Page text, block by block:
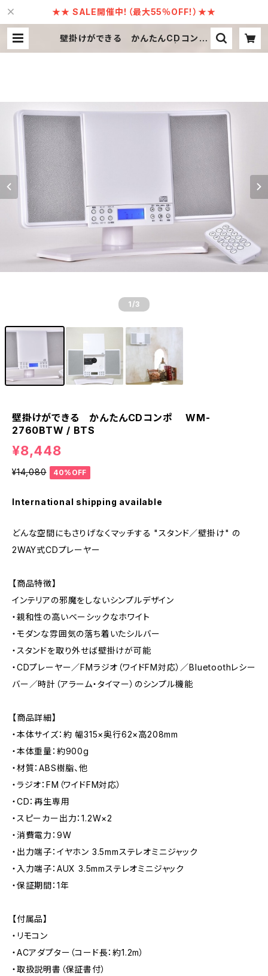
★★ SALE開催中！（最大55％OFF！）★★
壁掛けができる かんたんCDコンポ
1 /3
壁掛けができる かんたんCDコンポ WM-
2760BTW / BTS
¥8,448
¥14,080 40%OFF
International shipping available
どんな空間にもさりげなくマッチする "スタンド／壁掛け" の
2WAY式CDプレーヤー
【商品特徴】
インテリアの邪魔をしないシンプルデザイン
・親和性の高いベーシックなホワイト
・モダンな雰囲気の落ち着いたシルバー
・スタンドを取り外せば壁掛けが可能
・CDプレーヤー／FMラジオ（ワイドFM対応）／Bluetoothレシー
バー／時計（アラーム・タイマー）のシンプル機能
【商品詳細】
・本体サイズ：約 幅315×奥行62×高208mm
・本体重量：約900g
・材質：ABS樹脂、他
・ラジオ：FM（ワイドFM対応）
・CD：再生専用
・スピーカー出力：1.2W×2
・消費電力：9W
・出力端子：イヤホン 3.5mmステレオミニジャック
・入力端子：AUX 3.5mmステレオミニジャック
・保証期間：1年
【付属品】
・リモコン
・ACアダプター（コード長：約1.2m）
・取扱説明書（保証書付）